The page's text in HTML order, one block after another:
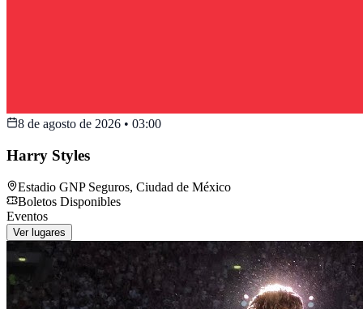
8 de agosto de 2026 • 03:00
Harry Styles
Estadio GNP Seguros, Ciudad de México
Boletos Disponibles
Eventos
Ver lugares